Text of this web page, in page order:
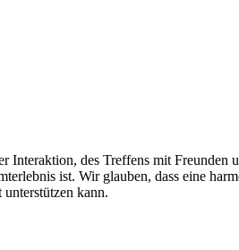
Interaktion, des Treffens mit Freunden
ist. Wir glauben, dass eine
kann.